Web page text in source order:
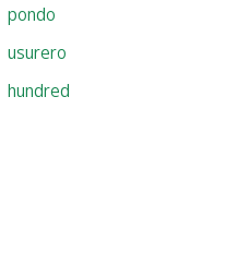
pondo
usurero
hundred